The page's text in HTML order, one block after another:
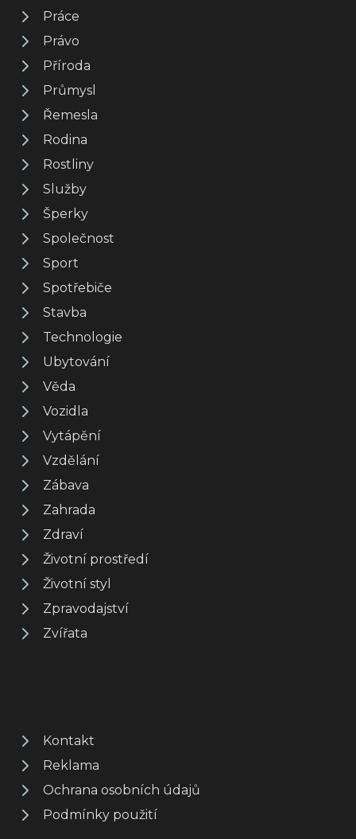
Práce
Právo
Příroda
Průmysl
Řemesla
Rodina
Rostliny
Služby
Šperky
Společnost
Sport
Spotřebiče
Stavba
Technologie
Ubytování
Věda
Vozidla
Vytápění
Vzdělání
Zábava
Zahrada
Zdraví
Životní prostředí
Životní styl
Zpravodajství
Zvířata
Kontakt
Reklama
Ochrana osobních údajů
Podmínky použití